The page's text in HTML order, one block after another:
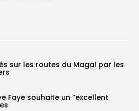
sur les routes du Magal par les
Faye souhaite un ‘’excellent